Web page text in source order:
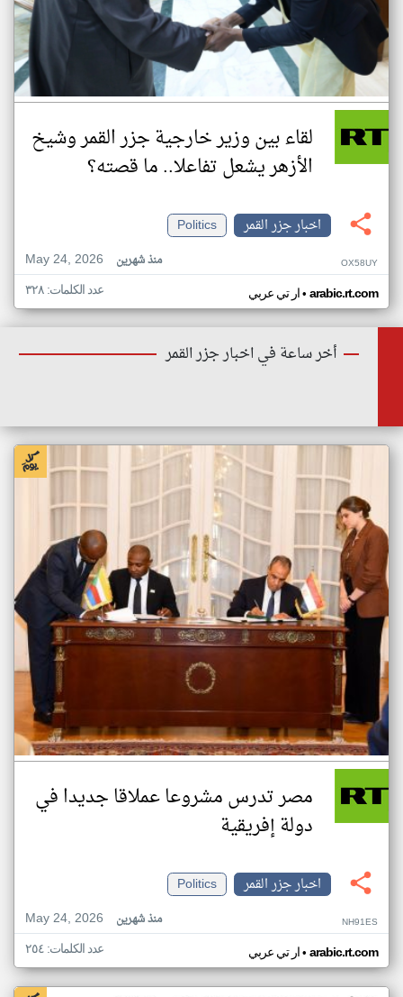
لقاء بين وزير خارجية جزر القمر وشيخ
الأزهر يشعل تفاعلا.. ما قصته؟
اخبار جزر القمر
Politics
May 24, 2026
منذ شهرين OX58UY
ار تي عربي• arabic.rt.com عدد الكلمات: ٣٢٨
أخر ساعة في اخبار جزر القمر
مصر تدرس مشروعا عملاقا جديدا في
دولة إفريقية
اخبار جزر القمر
Politics
May 24, 2026
منذ شهرين NH91ES
ار تي عربي• arabic.rt.com عدد الكلمات: ٢٥٤